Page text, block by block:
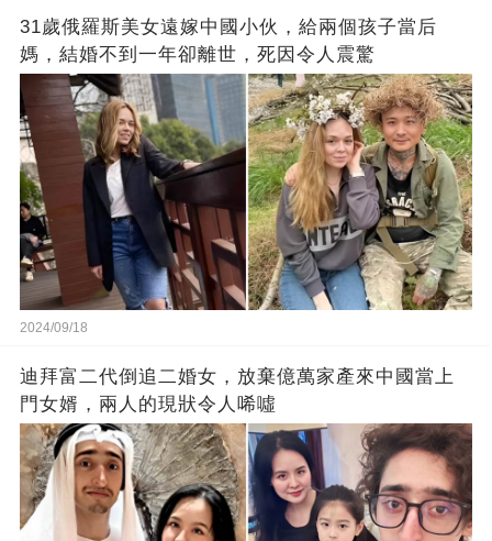
31歲俄羅斯美女遠嫁中國小伙，給兩個孩子當后
媽，結婚不到一年卻離世，死因令人震驚
2024/09/18
迪拜富二代倒追二婚女，放棄億萬家產來中國當上
門女婿，兩人的現狀令人唏噓